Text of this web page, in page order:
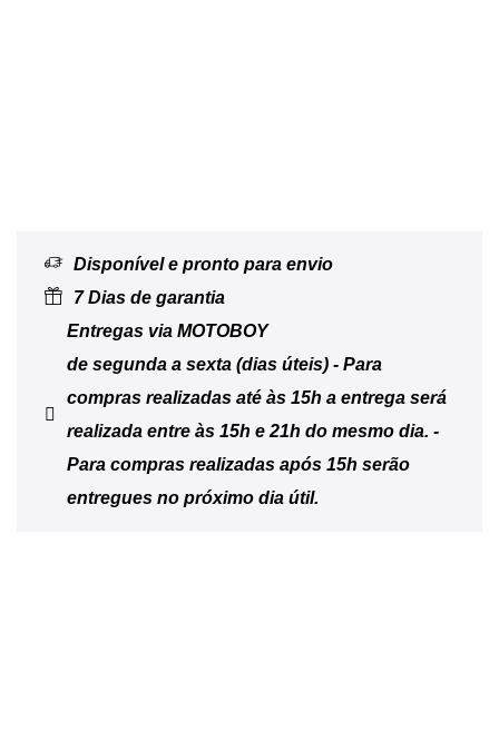
Disponível e pronto para envio
7 Dias de garantia
Entregas via MOTOBOY
de segunda a sexta (dias úteis) - Para
compras realizadas até às 15h a entrega será
realizada entre às 15h e 21h do mesmo dia. -
Para compras realizadas após 15h serão
entregues no próximo dia útil.